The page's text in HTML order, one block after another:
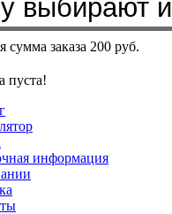
37-50sbit@krep62.ru
заказа 200 руб.
пуста!
информация
выбирают